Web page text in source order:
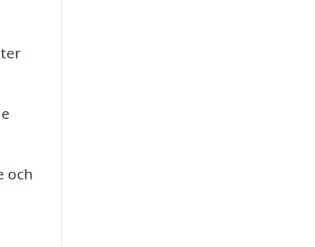
och